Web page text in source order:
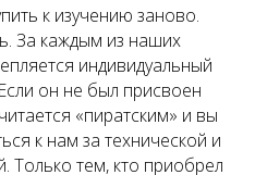
к изучению заново.
За каждым из наших
индивидуальный
он не был присвоен
«пиратским» и вы
к нам за технической и
Только тем, кто приобрел